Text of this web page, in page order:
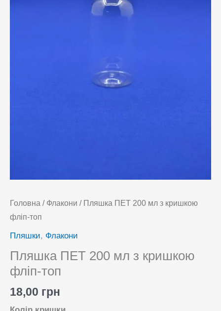
Головна / Флакони / Пляшка ПЕТ 200 мл з кришкою
фліп-топ
Пляшки, Флакони
Пляшка ПЕТ 200 мл з кришкою
фліп-топ
18,00 грн